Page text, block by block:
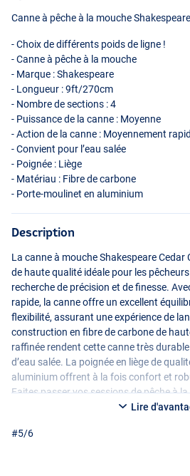
#5/6
Canne à pêche à la mouche
- Choix de différents poids de ligne !
- Canne à pêche à la mouche
- Marque : Shakespeare
- Longueur : 9ft/270cm
- Nombre de sections : 4
- Puissance de la canne : Moyenne
- Action de la canne : Moyennement
- Convient pour l’eau salée
- Poignée : Liège
- Matériau : Fibre de carbone
- Porte-moulinet en aluminium
Description
La canne à mouche Shakespeare Cedar
de haute qualité idéale pour les
recherche de précision et de finesse.
rapide, la canne offre un excellent
flexibilité, assurant une expérience de
construction en fibre de carbone de
raffinée rendent cette canne très
d’eau salée. La poignée en liège de
aluminium offrent à la fois confort et
Faites passer vos sessions de pêche à
supérieur avec la Cedar Canyon Elite !
Lire
#5/6